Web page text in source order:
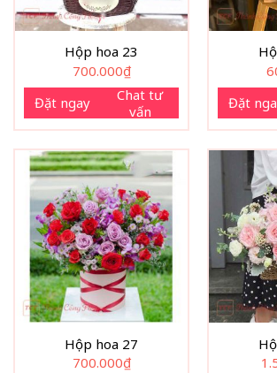
Hộp hoa 23
700.000₫
Đặt ngay
Chat tư
vấn
Đặt
Hộp hoa 27
700.000₫